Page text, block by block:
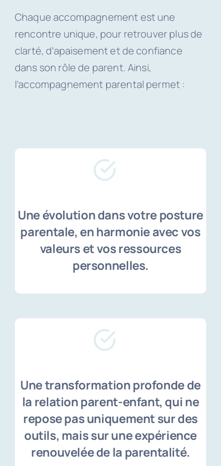
Chaque accompagnement est une
rencontre unique, pour retrouver plus de
clarté, d’apaisement et de confiance
dans son rôle de parent. Ainsi,
l’accompagnement parental permet :
Une évolution dans votre posture
parentale, en harmonie avec vos
valeurs et vos ressources
personnelles.
Une transformation profonde de
la relation parent-enfant, qui ne
repose pas uniquement sur des
outils, mais sur une expérience
renouvelée de la parentalité.